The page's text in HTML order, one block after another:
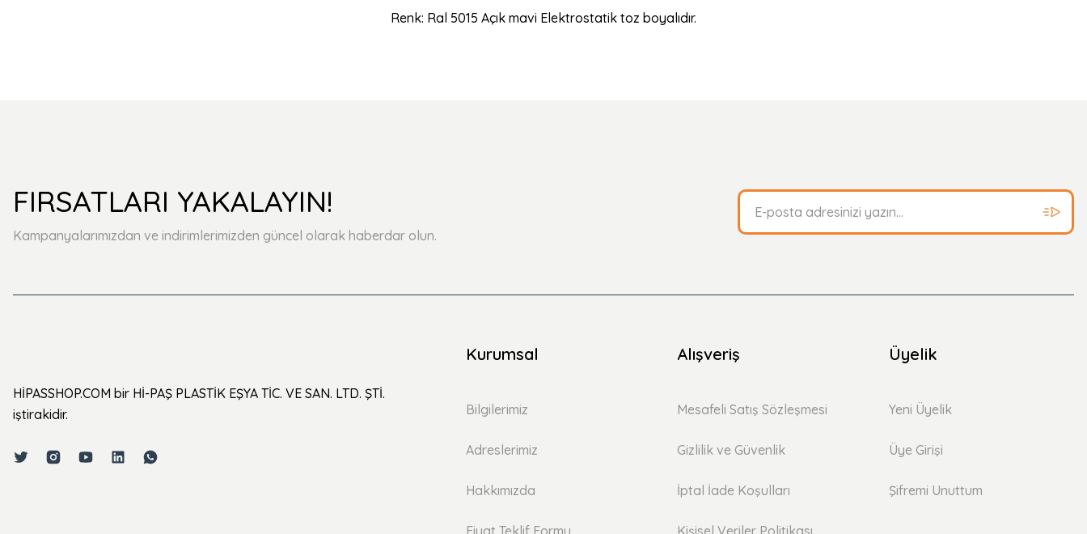
Renk: Ral 5015 Açık mavi Elektrostatik toz boyalıdır.
FIRSATLARI YAKALAYIN!
Kampanyalarımızdan ve indirimlerimizden güncel olarak haberdar olun.
HİPASSHOP.COM bir Hİ-PAŞ PLASTİK EŞYA TİC. VE SAN. LTD. ŞTİ.
iştirakidir.
Kurumsal
Bilgilerimiz
Adreslerimiz
Hakkımızda
Fiyat Teklif Formu
Alışveriş
Mesafeli Satış Sözleşmesi
Gizlilik ve Güvenlik
İptal İade Koşulları
Kişisel Veriler Politikası
Üyelik
Yeni Üyelik
Üye Girişi
Şifremi Unuttum